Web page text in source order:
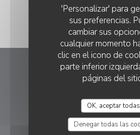
'Personalizar' para
sus preferencias.
cambiar sus
cualquier momento
clic en el icono de
parte inferior
páginas del
OK, aceptar todas
Denegar todas las
Entre Terre et
41 Rue Henri Dobert
02 31 28 75 75